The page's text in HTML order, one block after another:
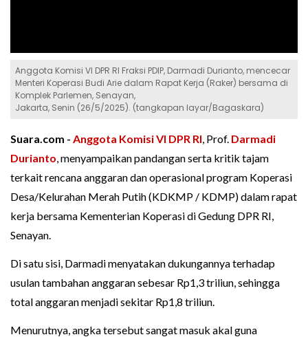
Anggota Komisi VI DPR RI Fraksi PDIP, Darmadi Durianto, mencecar
Menteri Koperasi Budi Arie dalam Rapat Kerja (Raker) bersama di
Komplek Parlemen, Senayan,
Jakarta, Senin (26/5/2025). (tangkapan layar/Bagaskara)
Suara.com - Anggota Komisi VI DPR RI, Prof. Darmadi
Durianto, menyampaikan pandangan serta kritik tajam
terkait rencana anggaran dan operasional program Koperasi
Desa/Kelurahan Merah Putih (KDKMP / KDMP) dalam rapat
kerja bersama Kementerian Koperasi di Gedung DPR RI,
Senayan.
Di satu sisi, Darmadi menyatakan dukungannya terhadap
usulan tambahan anggaran sebesar Rp1,3 triliun, sehingga
total anggaran menjadi sekitar Rp1,8 triliun.
Menurutnya, angka tersebut sangat masuk akal guna